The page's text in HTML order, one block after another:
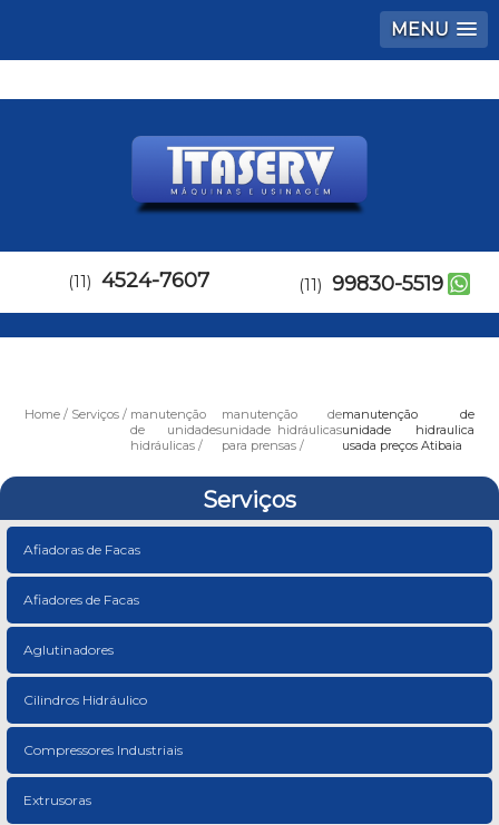
MENU
(11) 4524-7607 (11) 99830-5519
Home Serviços
manutenção
de unidades
hidráulicas
manutenção de
unidade hidráulicas
para prensas
manutenção de
unidade hidraulica
usada preços Atibaia
Serviços
Afiadoras de Facas
Afiadores de Facas
Aglutinadores
Cilindros Hidráulico
Compressores Industriais
Extrusoras